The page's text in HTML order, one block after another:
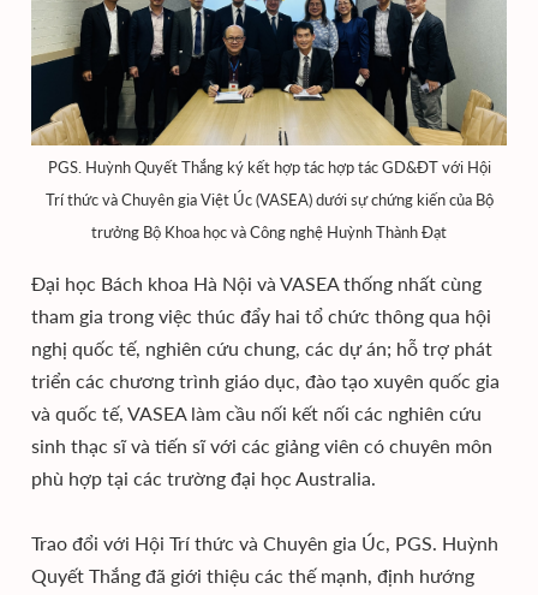
PGS. Huỳnh Quyết Thắng ký kết hợp tác hợp tác GD&ĐT với Hội
Trí thức và Chuyên gia Việt Úc (VASEA) dưới sự chứng kiến của Bộ
trưởng Bộ Khoa học và Công nghệ Huỳnh Thành Đạt
Đại học Bách khoa Hà Nội và VASEA thống nhất cùng
tham gia trong việc thúc đẩy hai tổ chức thông qua hội
nghị quốc tế, nghiên cứu chung, các dự án; hỗ trợ phát
triển các chương trình giáo dục, đào tạo xuyên quốc gia
và quốc tế, VASEA làm cầu nối kết nối các nghiên cứu
sinh thạc sĩ và tiến sĩ với các giảng viên có chuyên môn
phù hợp tại các trường đại học Australia.
Trao đổi với Hội Trí thức và Chuyên gia Úc, PGS. Huỳnh
Quyết Thắng đã giới thiệu các thế mạnh, định hướng